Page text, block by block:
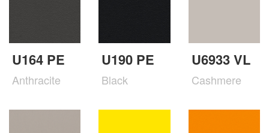
U164 PE
Anthracite
U190 PE
Black
U6933 VL
Cashmere